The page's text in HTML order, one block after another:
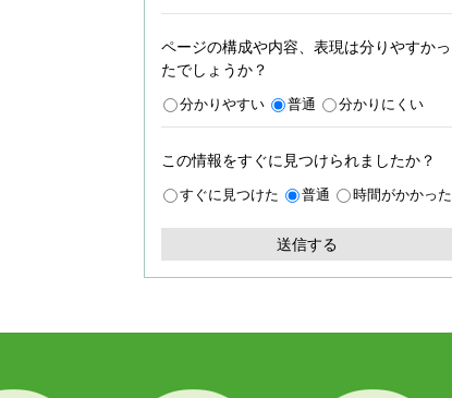
ページの構成や内容、表現は分りやすかっ
たでしょうか？
分かりやすい 普通 分かりにくい
この情報をすぐに見つけられましたか？
すぐに見つけた 普通 時間がかかった